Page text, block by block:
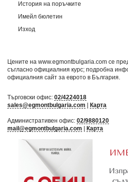
История на поръчките
Имейл бюлетин
Изход
Цените на www.egmontbulgaria.com се
съгласно официалния курс; подробна
официалния сайт за еврото в България
Търговски офис: 02/4224018
sales@egmontbulgaria.com
Карта
Административен офис: 02/9880120
mail@egmontbulgaria.com
Карта